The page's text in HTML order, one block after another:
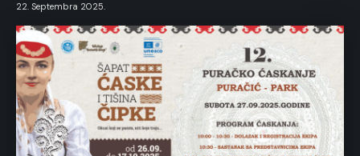
22. Septembra 2025.